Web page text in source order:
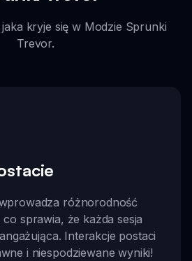
kryje się w Modzie Sprunki
Trevor.
różnorodność
sprawia, że każda sesja
Interakcje postaci
i niespodziewane wyniki!